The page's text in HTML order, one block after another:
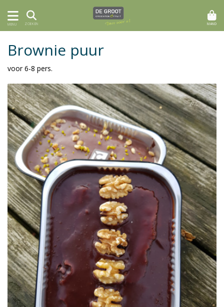
MENU ZOEKEN MAND
Brownie puur
voor 6-8 pers.